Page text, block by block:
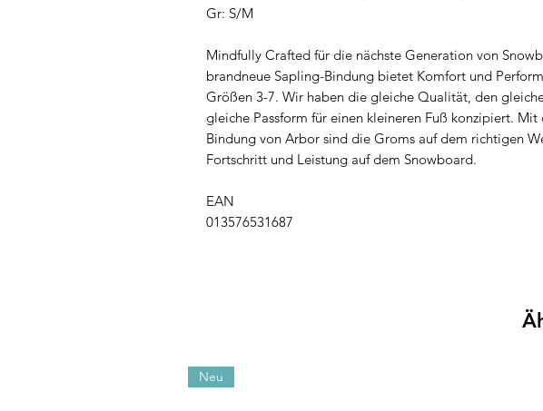
Gr: S/M
Mindfully Crafted für die nächste Generation von
brandneue Sapling-Bindung bietet Komfort und
Größen 3-7. Wir haben die gleiche Qualität, den
gleiche Passform für einen kleineren Fuß konzipiert. Mit
Bindung von Arbor sind die Groms auf dem richtigen
Fortschritt und Leistung auf dem Snowboard.
EAN
013576531687
Neu